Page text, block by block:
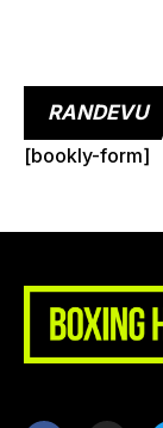
RANDEVU
[bookly-form]